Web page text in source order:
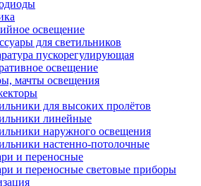
освещение
для светильников
пускорегулирующая
освещение
мачты освещения
для высоких пролётов
линейные
наружного освещения
настенно-потолочные
и переносные
и переносные световые приборы